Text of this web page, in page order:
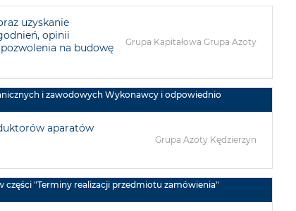
uzyskanie
opinii
na budowę
Grupa Kapitałowa Grupa Azoty
i zawodowych Wykonawcy i odpowiednio
aparatów
Grupa Azoty Kędzierzyn
części "Terminy realizacji przedmiotu zamówienia"